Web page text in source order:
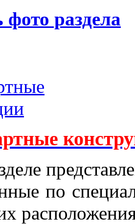
раздела
по